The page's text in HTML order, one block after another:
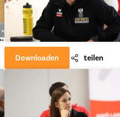
Downloaden teilen